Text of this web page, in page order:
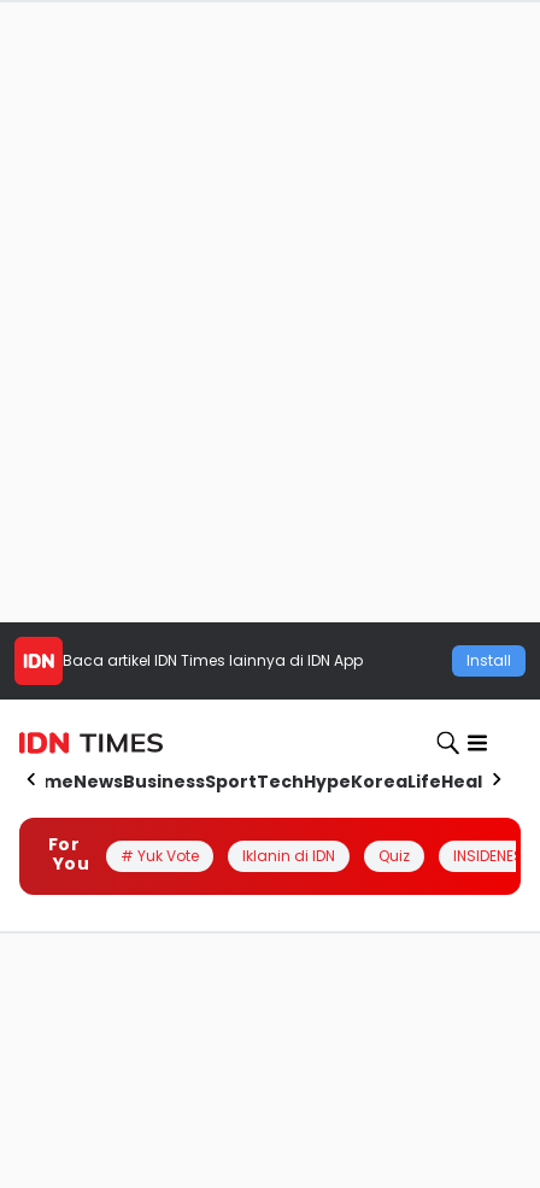
Baca artikel IDN Times lainnya di IDN App Install
HomeNewsBusinessSportTechHypeKoreaLifeHealth
For
You
# Yuk Vote Iklanin di IDN Quiz INSIDENESIA